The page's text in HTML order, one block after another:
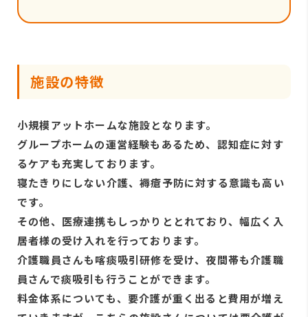
施設の特徴
小規模アットホームな施設となります。
グループホームの運営経験もあるため、認知症に対す
るケアも充実しております。
寝たきりにしない介護、褥瘡予防に対する意識も高い
です。
その他、医療連携もしっかりととれており、幅広く入
居者様の受け入れを行っております。
介護職員さんも喀痰吸引研修を受け、夜間帯も介護職
員さんで痰吸引も行うことができます。
料金体系についても、要介護が重く出ると費用が増え